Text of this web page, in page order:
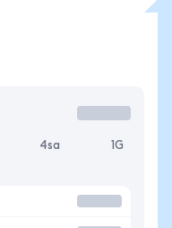
4sa 1G